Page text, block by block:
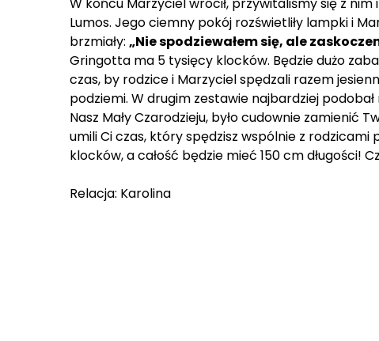
Lumos. Jego ciemny pokój rozświetliły lampki i
brzmiały: „Nie spodziewałem się, ale
Gringotta ma 5 tysięcy klocków. Będzie dużo
czas, by rodzice i Marzyciel spędzali razem
podziemi. W drugim zestawie najbardziej
Nasz Mały Czarodzieju, było cudownie
umili Ci czas, który spędzisz wspólnie z
klocków, a całość będzie mieć 150 cm długości!
Relacja: Karolina